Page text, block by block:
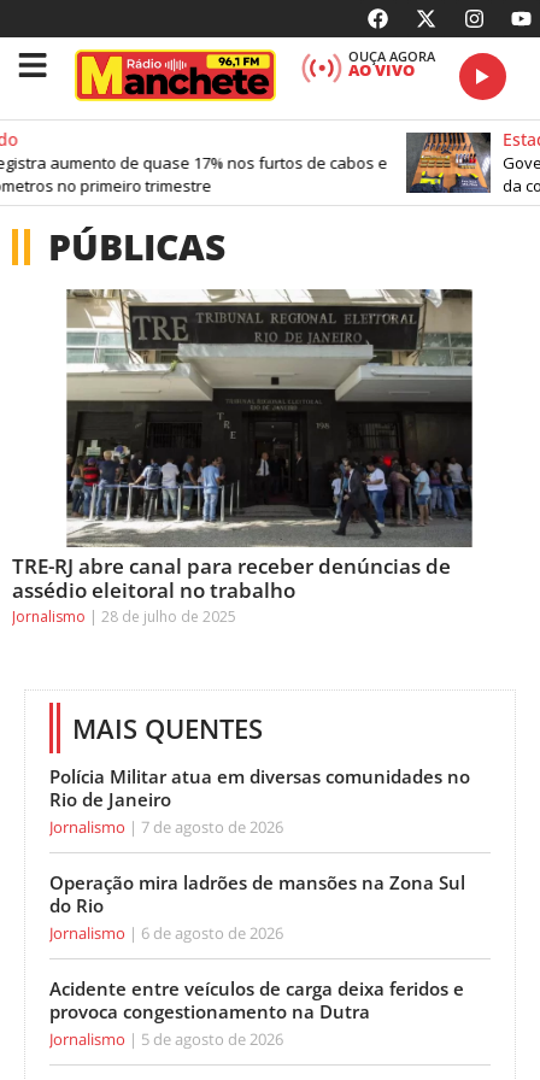
OUÇA AGORA
AO VIVO
aumento de quase 17% nos furtos de cabos e
no primeiro trimestre
da
PÚBLICAS
TRE-RJ abre canal para receber denúncias de
assédio eleitoral no trabalho
Jornalismo 28 de julho de 2025
MAIS QUENTES
Polícia Militar atua em diversas comunidades no
Rio de Janeiro
Jornalismo 7 de agosto de 2026
Operação mira ladrões de mansões na Zona Sul
do Rio
Jornalismo 6 de agosto de 2026
Acidente entre veículos de carga deixa feridos e
provoca congestionamento na Dutra
Jornalismo 5 de agosto de 2026